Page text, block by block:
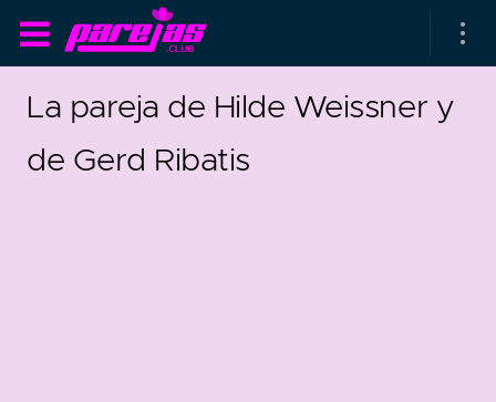
La pareja de Hilde Weissner y
de Gerd Ribatis